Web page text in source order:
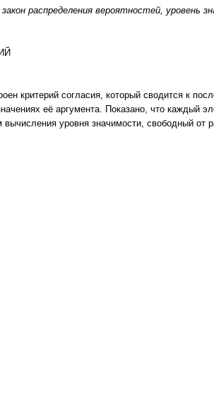
распределения вероятностей, уровень
критерий согласия, который сводится к
её аргумента. Показано, что каждый
уровня значимости, свободный от